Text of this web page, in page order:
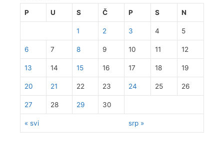
P U S Č P S N
« svi srp »
1 2 3 4 5
6 7 8 9 10 11 12
13 14 15 16 17 18 19
20 21 22 23 24 25 26
27 28 29 30